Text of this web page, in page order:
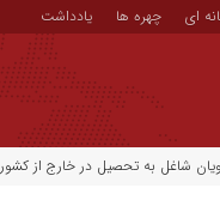
ای چهره ها یادداشت
شاغل به تحصیل در خارج از کشور